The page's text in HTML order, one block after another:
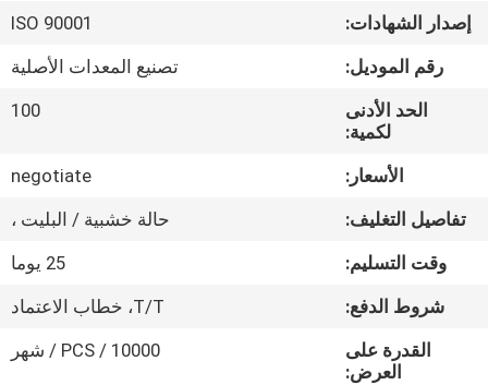
في
المصنع
ضبط
الجودة
اتصل
أخبار
إصدار الشهادات:
ISO 90001
رقم الموديل:
تصنيع المعدات الأصلية
الحد الأدنى
لكمية:
100
الأسعار:
negotiate
تفاصيل التغليف:
حالة خشبية / البليت ،
وقت التسليم:
25 يوما
شروط الدفع:
T/T، خطاب الاعتماد
القدرة على
العرض:
10000 / PCS / شهر